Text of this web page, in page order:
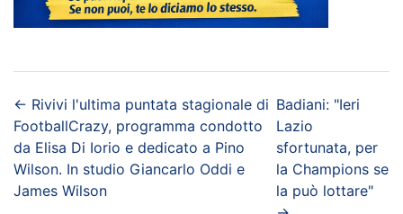
← Rivivi l'ultima puntata stagionale di
FootballCrazy, programma condotto
da Elisa Di Iorio e dedicato a Pino
Wilson. In studio Giancarlo Oddi e
James Wilson
Badiani: "Ieri
Lazio
sfortunata, per
la Champions se
la può lottare"